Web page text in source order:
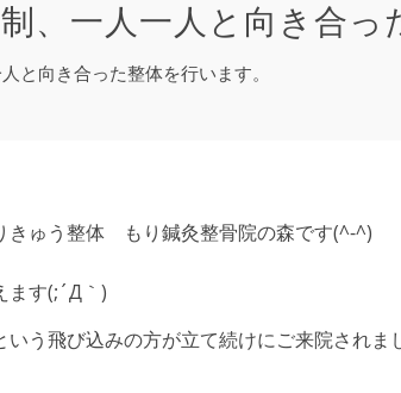
、一人一人と向き合っ
と向き合った整体を行います。
ゅう整体 もり鍼灸整骨院の森です(^-^)
ます(;´Д｀)
う飛び込みの方が立て続けにご来院されま